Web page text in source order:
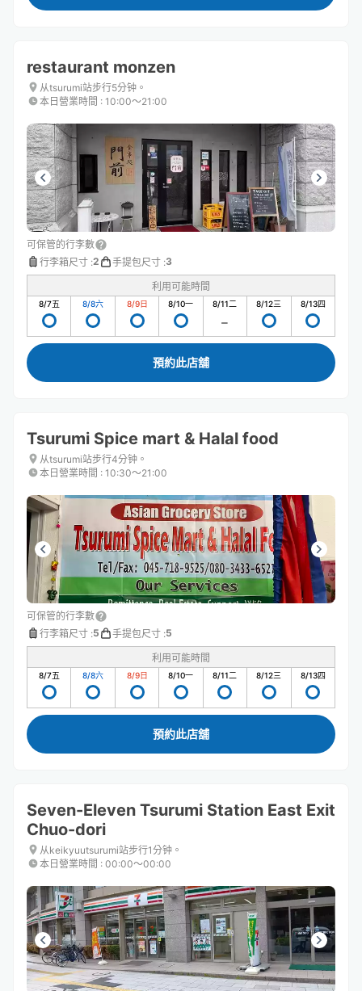
restaurant monzen
从tsurumi站步行5分钟。
本日營業時間 : 10:00〜21:00
可保管的行李數
行李箱尺寸 :2 手提包尺寸 :3
利用可能時間
8/7五 8/8六 8/9日 8/10一 8/11二 8/12三 8/13四
預約此店舖
Tsurumi Spice mart & Halal food
从tsurumi站步行4分钟。
本日營業時間 : 10:30〜21:00
可保管的行李數
行李箱尺寸 :5 手提包尺寸 :5
利用可能時間
8/7五 8/8六 8/9日 8/10一 8/11二 8/12三 8/13四
預約此店舖
Seven-Eleven Tsurumi Station East Exit
Chuo-dori
从keikyuutsurumi站步行1分钟。
本日營業時間 : 00:00〜00:00